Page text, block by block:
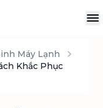
Máy Lạnh
Khắc Phục